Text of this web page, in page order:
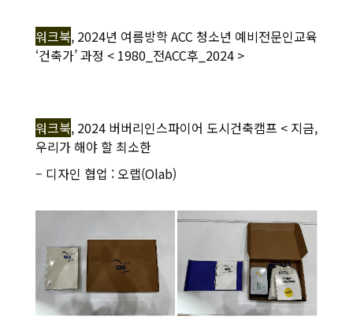
워크북, 2024년 여름방학 ACC 청소년 예비전문인교육
‘건축가’ 과정 < 1980_전ACC후_2024 >
워크북, 2024 버버리인스파이어 도시건축캠프 < 지금,
우리가 해야 할 최소한
– 디자인 협업 : 오랩(Olab)